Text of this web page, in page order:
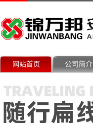
网站首页 公司简介